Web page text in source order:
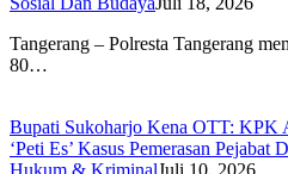
Tangerang – Polresta Tangerang
80…
​Bupati Sukoharjo Kena OTT: KPK
‘Peti Es’ Kasus Pemerasan Pejabat
Hukum & KriminalJuli 10, 2026